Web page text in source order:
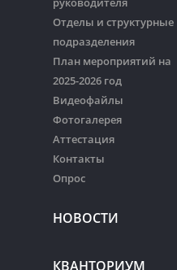
Отделы и структурные
подразделения
План мероприятий на
2025-2026 год
Видеофайлы
Фотогалерея
Аттестация
Контакты
Опрос
НОВОСТИ
КВАНТОРИУМ